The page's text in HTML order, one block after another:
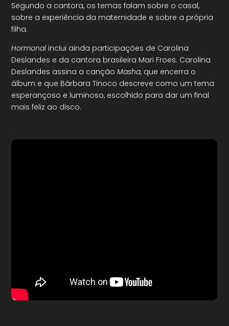
Segundo a cantora, os temas falam sobre o casal,
sobre a experiência da maternidade e sobre a própria
filha.
Hormonalinclui ainda participações de Carolina
Deslandes e da cantora brasileira Mari Froes. Carolina
Deslandes assina a cançãoMasha, que encerra o
álbum e que Bárbara Tinoco descreve como um tema
esperançoso e luminoso, escolhido para dar um final
mais feliz ao disco.